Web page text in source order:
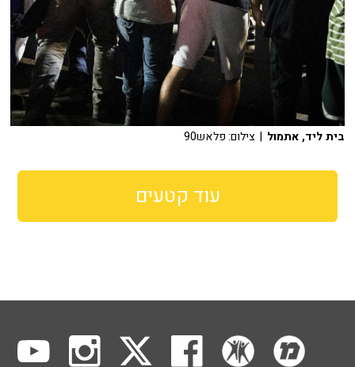
בית ליד, אתמול | צילום: פלאש90
עוד קטעים